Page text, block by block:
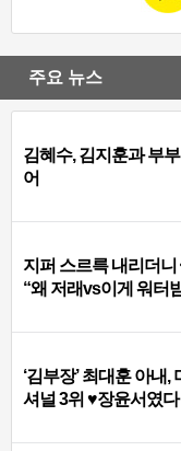
주요 뉴스
김혜수, 김지훈과 부
어
지퍼 스르륵 내리더
“왜 저래vs이게 워터
‘김부장’ 최대훈 아내
셔널 3위 ♥장윤서였다